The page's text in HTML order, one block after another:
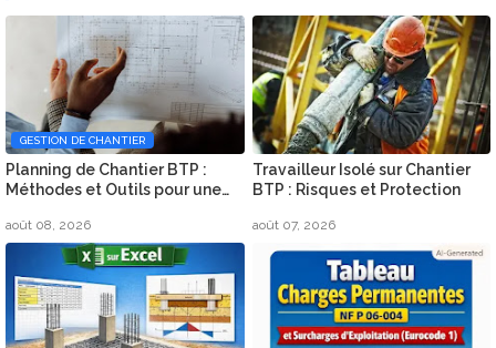
GESTION DE CHANTIER
Planning de Chantier BTP :
Méthodes et Outils pour une
août 08, 2026
Travailleur Isolé sur Chantier
BTP : Risques et Protection
août 07, 2026